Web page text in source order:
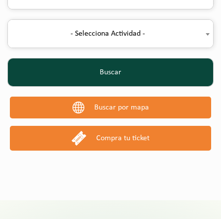
- Selecciona Actividad -
Buscar
Buscar por mapa
Compra tu ticket